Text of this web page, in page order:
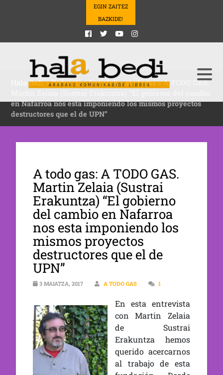
EGIN ZAITEZ
BAZKIDE!
Hala Bedi>Podcasts>Sozialak>atodogas>A TODO GAS.
en Nafarroa nos esta imponiendo los mismos proyectos
destructores que el de UPN”
A todo gas: A TODO GAS.
Martin Zelaia (Sustrai
Erakuntza) “El gobierno
del cambio en Nafarroa
nos esta imponiendo los
mismos proyectos
destructores que el de
UPN”
3 MAIATZA, 2017 A TODO GAS 1
En esta entrevista
con Martin Zelaia
de Sustrai
Erakuntza hemos
querido acercarnos
al trabajo de esta